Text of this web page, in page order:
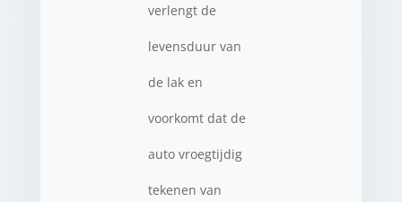
verlengt de
levensduur van
de lak en
voorkomt dat de
auto vroegtijdig
tekenen van